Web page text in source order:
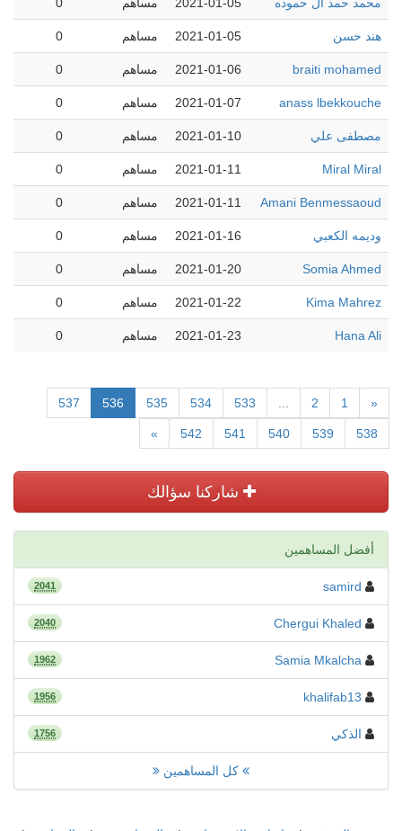
هند حسن 2021-01-05 مساهم 0
braiti mohamed
2021-01-06 مساهم 0
anass lbekkouche
2021-01-07 مساهم 0
مصطفى علي 2021-01-10 مساهم 0
Miral Miral
2021-01-11 مساهم 0
Amani Benmessaoud
2021-01-11 مساهم 0
وديمه الكعبي 2021-01-16 مساهم 0
Somia Ahmed
2021-01-20 مساهم 0
Kima Mahrez
2021-01-22 مساهم 0
Hana Ali
2021-01-23 مساهم 0
«
1
2
533
534
535
536
537
538
539
540
541
542
»
شاركنا سؤالك
أفضل المساهمين
samird
2041
Chergui Khaled
2040
Samia Mkalcha
1962
khalifab13
1956
الذكي 1756
كل المساهمين